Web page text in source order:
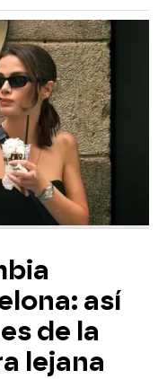
así
de la
lejana